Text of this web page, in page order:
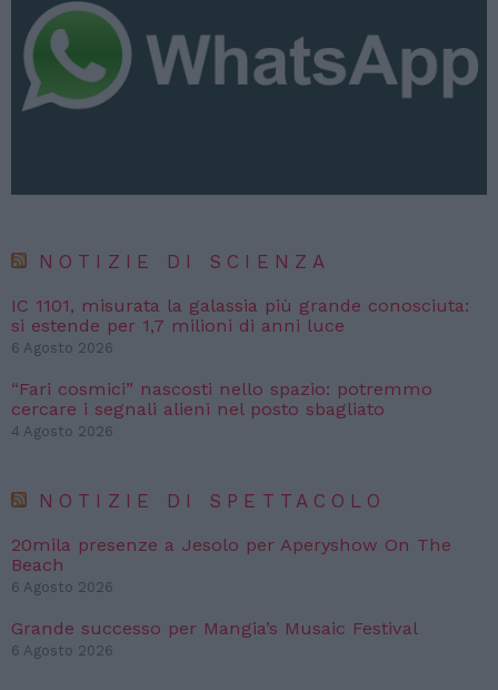
NOTIZIE DI SCIENZA
IC 1101, misurata la galassia più grande conosciuta:
si estende per 1,7 milioni di anni luce
6 Agosto 2026
“Fari cosmici” nascosti nello spazio: potremmo
cercare i segnali alieni nel posto sbagliato
4 Agosto 2026
NOTIZIE DI SPETTACOLO
20mila presenze a Jesolo per Aperyshow On The
Beach
6 Agosto 2026
Grande successo per Mangia’s Musaic Festival
6 Agosto 2026